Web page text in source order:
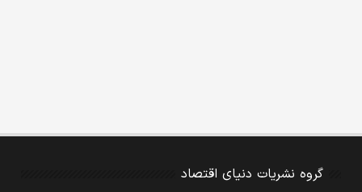
گروه نشریات دنیای اقتصاد